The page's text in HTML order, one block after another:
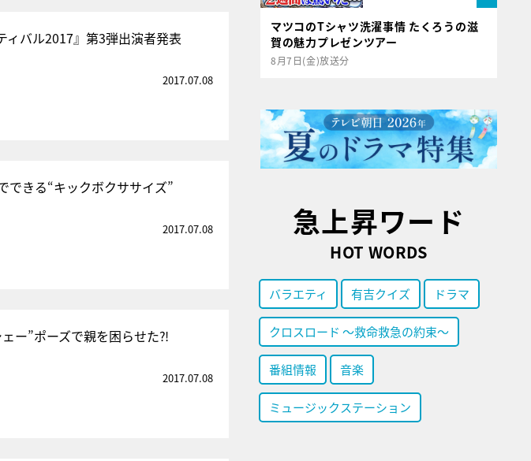
ィバル2017』第3弾出演者発表
2017.07.08
できる“キックボクササイズ”
2017.07.08
ー”ポーズで親を困らせた⁈
2017.07.08
マツコのTシャツ洗濯事情 たくろうの滋
賀の魅力プレゼンツアー
8月7日(金)放送分
急上昇ワード
HOT WORDS
バラエティ 有吉クイズ ドラマ
クロスロード ～救命救急の約束～
番組情報 音楽
ミュージックステーション